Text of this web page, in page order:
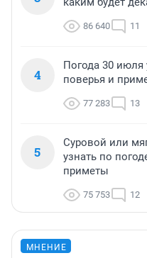
86 640 11
4
Погода 30 июля
поверья и
77 283 13
5
Суровой или
узнать по
приметы
75 753 12
МНЕНИЕ